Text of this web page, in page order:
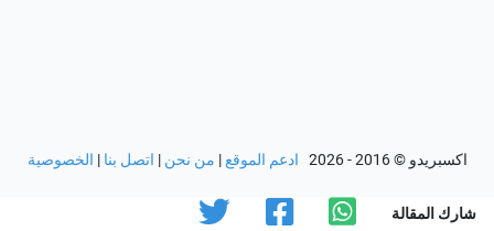
شارك المقالة
اكسبريدو © 2016 - 2026 ادعم الموقع| من نحن | اتصل بنا | الخصوصية